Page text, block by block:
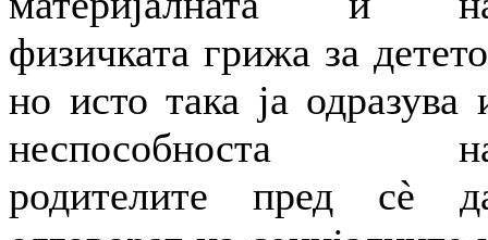
физичката грижа за
но исто така ја одразува
неспособноста
родителите пред сè